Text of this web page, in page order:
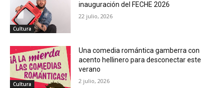
Cultura
inauguración del FECHE 2026
22 julio, 2026
Cultura
Una comedia romántica gamberra con
acento hellinero para desconectar este
verano
2 julio, 2026